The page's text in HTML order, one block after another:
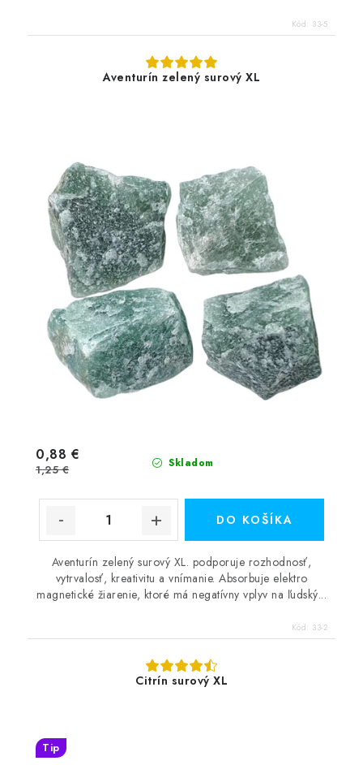
Kód: 33-5
Aventurín zelený surový XL
Skladom
0,88 €
1,25 €
DO KOŠÍKA
Aventurín zelený surový XL. podporuje rozhodnosť,
vytrvalosť, kreativitu a vnímanie. Absorbuje elektro
magnetické žiarenie, ktoré má negatívny vplyv na ľudský...
Kód: 33-2
Citrín surový XL
Tip